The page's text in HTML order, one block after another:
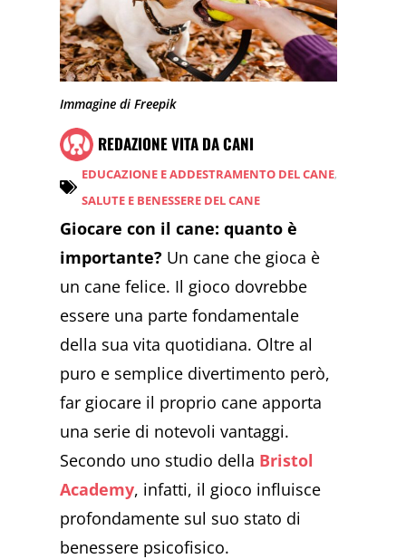
Immagine di Freepik
REDAZIONE VITA DA CANI
EDUCAZIONE E ADDESTRAMENTO DEL CANE,
SALUTE E BENESSERE DEL CANE
Giocare con il cane: quanto è
importante? Un cane che gioca è
un cane felice. Il gioco dovrebbe
essere una parte fondamentale
della sua vita quotidiana. Oltre al
puro e semplice divertimento però,
far giocare il proprio cane apporta
una serie di notevoli vantaggi.
Secondo uno studio della Bristol
Academy, infatti, il gioco influisce
profondamente sul suo stato di
benessere psicofisico.